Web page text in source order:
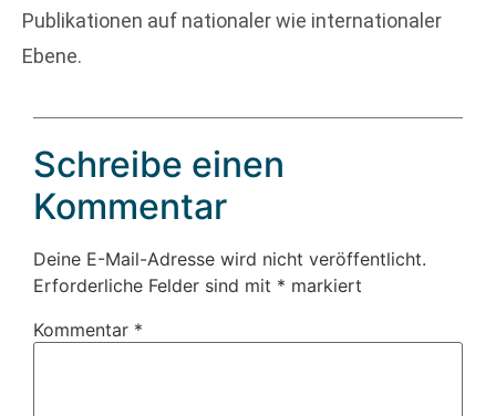
Publikationen auf nationaler wie internationaler
Ebene.
Schreibe einen
Kommentar
Deine E-Mail-Adresse wird nicht veröffentlicht.
Erforderliche Felder sind mit * markiert
Kommentar *